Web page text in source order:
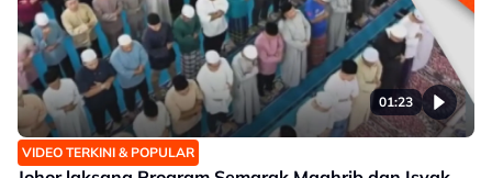
01:23
VIDEO TERKINI & POPULAR